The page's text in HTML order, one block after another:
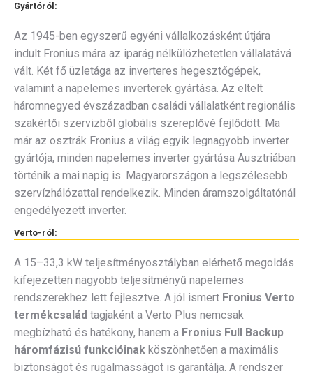
Gyártóról:
Az 1945-ben egyszerű egyéni vállalkozásként útjára
indult Fronius mára az iparág nélkülözhetetlen vállalatává
vált. Két fő üzletága az inverteres hegesztőgépek,
valamint a napelemes inverterek gyártása. Az eltelt
háromnegyed évszázadban családi vállalatként regionális
szakértői szervizből globális szereplővé fejlődött. Ma
már az osztrák Fronius a világ egyik legnagyobb inverter
gyártója, minden napelemes inverter gyártása Ausztriában
történik a mai napig is. Magyarországon a legszélesebb
szervízhálózattal rendelkezik. Minden áramszolgáltatónál
engedélyezett inverter.
Verto-ról:
A 15–33,3 kW teljesítményosztályban elérhető megoldás
kifejezetten nagyobb teljesítményű napelemes
rendszerekhez lett fejlesztve. A jól ismert Fronius Verto
termékcsalád tagjaként a Verto Plus nemcsak
megbízható és hatékony, hanem a Fronius Full Backup
háromfázisú funkcióinak köszönhetően a maximális
biztonságot és rugalmasságot is garantálja. A rendszer